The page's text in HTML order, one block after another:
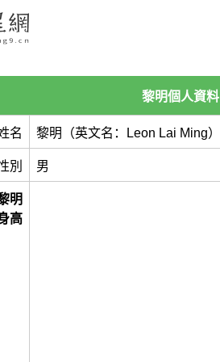
黎明個人資料
名 黎明（英文名：Leon Lai Ming）
別 男
明
高